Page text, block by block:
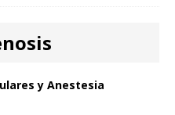
y Anestesia